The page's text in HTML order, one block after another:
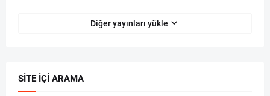
Diğer yayınları yükle
SITE İÇI ARAMA